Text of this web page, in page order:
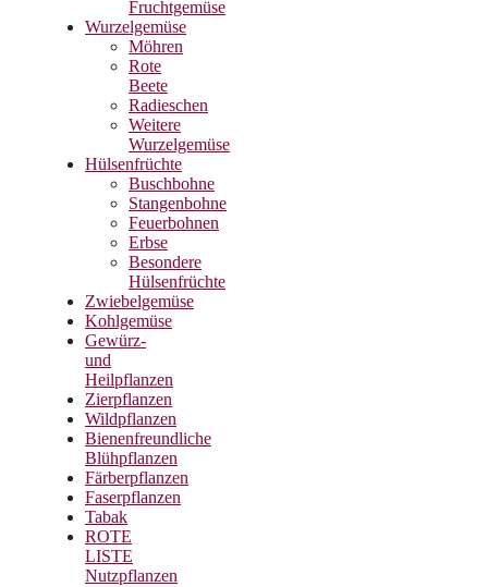
Fruchtgemüse
Wurzelgemüse
Möhren
Rote
Beete
Radieschen
Weitere
Wurzelgemüse
Hülsenfrüchte
Buschbohne
Stangenbohne
Feuerbohnen
Erbse
Besondere
Hülsenfrüchte
Zwiebelgemüse
Kohlgemüse
Gewürz-
und
Heilpflanzen
Zierpflanzen
Wildpflanzen
Bienenfreundliche
Blühpflanzen
Färberpflanzen
Faserpflanzen
Tabak
ROTE
LISTE
Nutzpflanzen